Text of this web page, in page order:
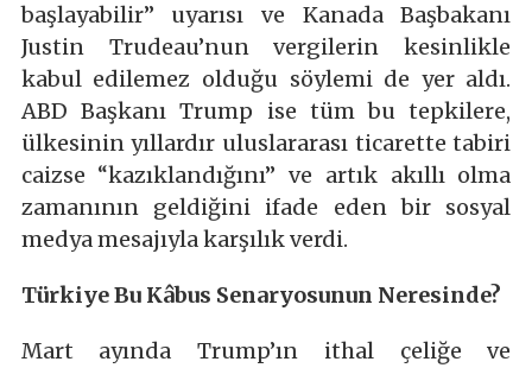
başlayabilir” uyarısı ve Kanada Başbakanı
Justin Trudeau’nun vergilerin kesinlikle
kabul edilemez olduğu söylemi de yer aldı.
ABD Başkanı Trump ise tüm bu tepkilere,
ülkesinin yıllardır uluslararası ticarette tabiri
caizse “kazıklandığını” ve artık akıllı olma
zamanının geldiğini ifade eden bir sosyal
medya mesajıyla karşılık verdi.
Türkiye Bu Kâbus Senaryosunun Neresinde?
Mart ayında Trump’ın ithal çeliğe ve